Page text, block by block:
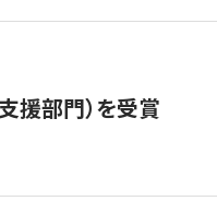
援部門）を受賞